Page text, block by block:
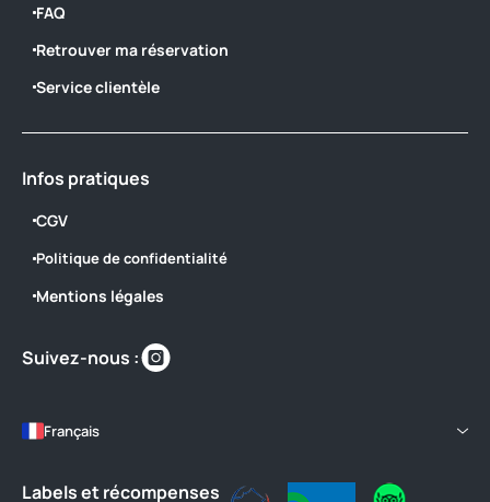
FAQ
Retrouver ma réservation
Service clientèle
Infos pratiques
CGV
Politique de confidentialité
Mentions légales
Suivez-nous :
https://www.instagram.com/
Français
Labels et récompenses